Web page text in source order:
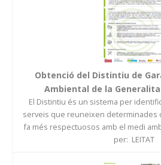
Obtenció del Distintiu de
Ambiental de la
El Distintiu és un sistema per
serveis que reuneixen determinades
fa més respectuosos amb el medi
per: LEITAT